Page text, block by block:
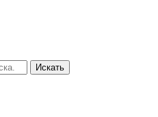
Искать